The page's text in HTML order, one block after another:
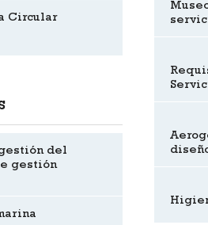
Circular
del
gestión